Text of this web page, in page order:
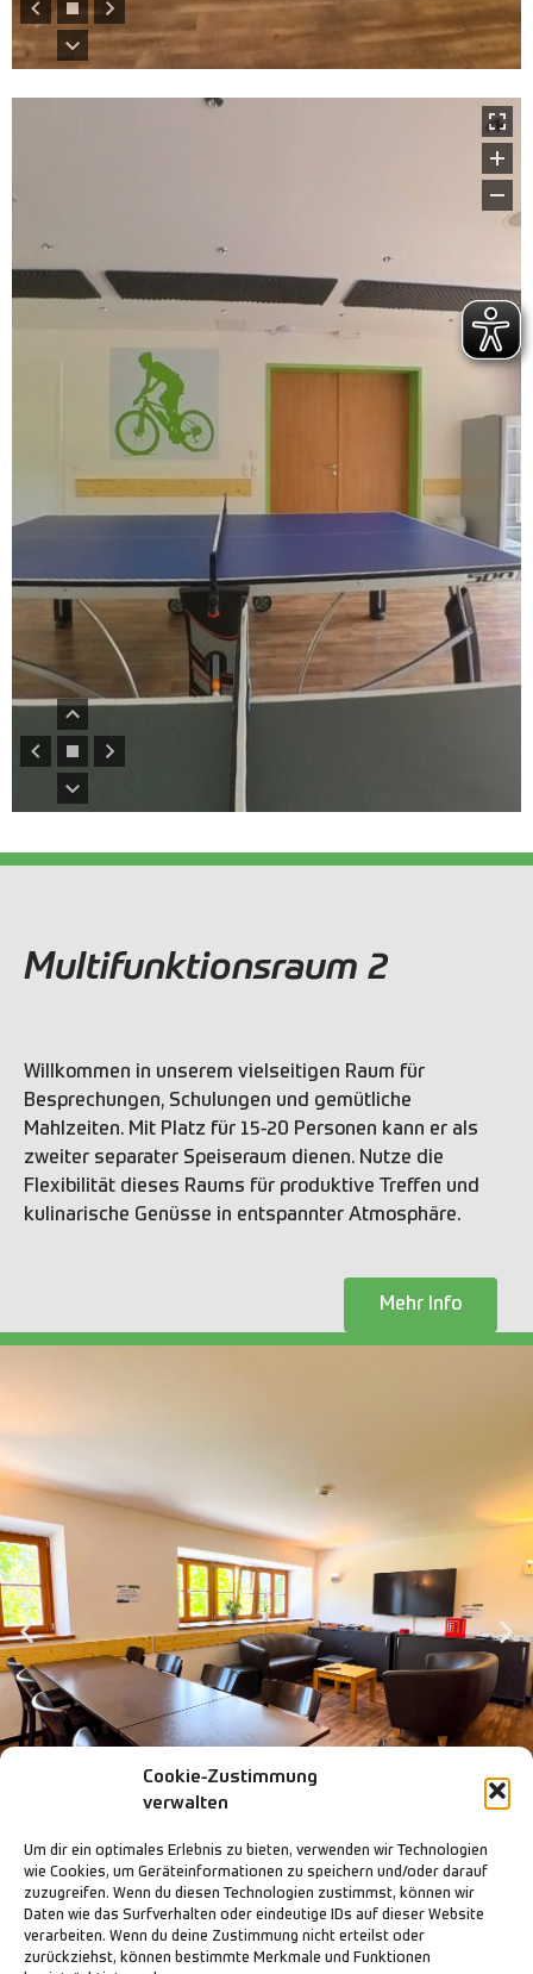
Cookie-Zustimmung
verwalten
Um dir ein optimales Erlebnis zu bieten, verwenden wir Technologien
wie Cookies, um Geräteinformationen zu speichern und/oder darauf
zuzugreifen. Wenn du diesen Technologien zustimmst, können wir
Daten wie das Surfverhalten oder eindeutige IDs auf dieser Website
verarbeiten. Wenn du deine Zustimmung nicht erteilst oder
zurückziehst, können bestimmte Merkmale und Funktionen
Multifunktionsraum 2
Willkommen in unserem vielseitigen Raum für
Besprechungen, Schulungen und gemütliche
Mahlzeiten. Mit Platz für 15-20 Personen kann er als
zweiter separater Speiseraum dienen. Nutze die
Flexibilität dieses Raums für produktive Treffen und
kulinarische Genüsse in entspannter Atmosphäre.
Mehr Info
Multifunktionsraum 3